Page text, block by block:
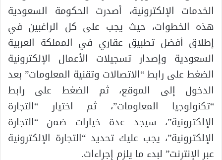
الخدمات الإلكترونية، أصدرت الحكومة السعودية
هذه الخطوات، حيث يجب على كل الراغبين في
إطلاق أفضل تطبيق عقاري في المملكة العربية
السعودية وإصدار تسجيلات الأعمال الإلكترونية
الضغط على رابط “الاتصالات وتقنية المعلومات” بعد
الدخول إلى الموقع، ثم الضغط على رابط
“تكنولوجيا المعلومات”، ثم اختيار “التجارة
الإلكترونية”، سيجد عدة خيارات ضمن “التجارة
الإلكترونية”، يجب عليك تحديد “التجارة الإلكترونية
عبر الإنترنت” لبدء ما يلزم إجراءات.